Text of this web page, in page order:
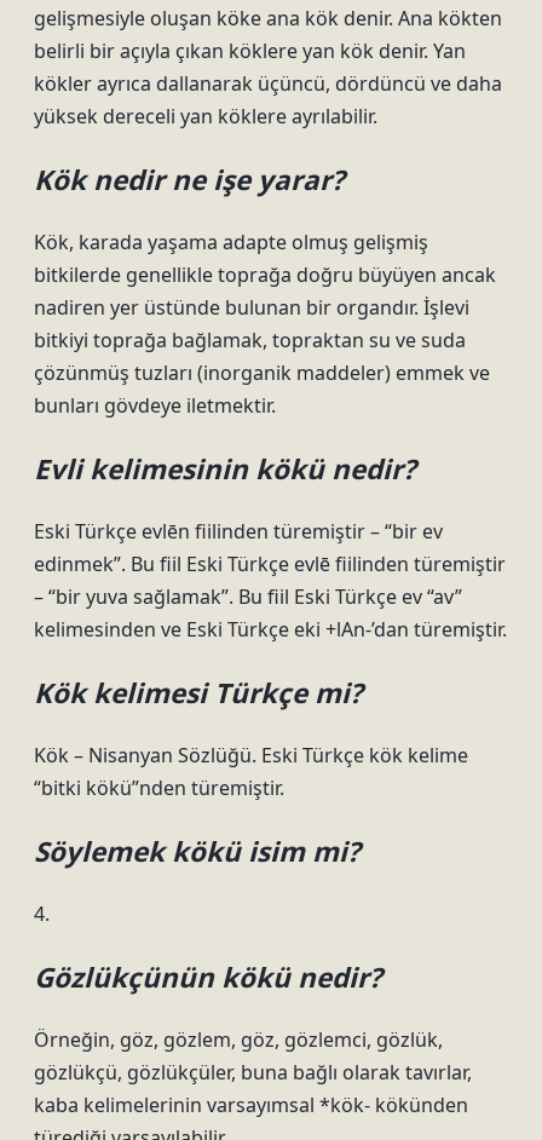
gelişmesiyle oluşan köke ana kök denir. Ana kökten
belirli bir açıyla çıkan köklere yan kök denir. Yan
kökler ayrıca dallanarak üçüncü, dördüncü ve daha
yüksek dereceli yan köklere ayrılabilir.
Kök nedir ne işe yarar?
Kök, karada yaşama adapte olmuş gelişmiş
bitkilerde genellikle toprağa doğru büyüyen ancak
nadiren yer üstünde bulunan bir organdır. İşlevi
bitkiyi toprağa bağlamak, topraktan su ve suda
çözünmüş tuzları (inorganik maddeler) emmek ve
bunları gövdeye iletmektir.
Evli kelimesinin kökü nedir?
Eski Türkçe evlēn fiilinden türemiştir – “bir ev
edinmek”. Bu fiil Eski Türkçe evlē fiilinden türemiştir
– “bir yuva sağlamak”. Bu fiil Eski Türkçe ev “av”
kelimesinden ve Eski Türkçe eki +lAn-’dan türemiştir.
Kök kelimesi Türkçe mi?
Kök – Nisanyan Sözlüğü. Eski Türkçe kök kelime
“bitki kökü”nden türemiştir.
Söylemek kökü isim mi?
4.
Gözlükçünün kökü nedir?
Örneğin, göz, gözlem, göz, gözlemci, gözlük,
gözlükçü, gözlükçüler, buna bağlı olarak tavırlar,
kaba kelimelerinin varsayımsal *kök- kökünden